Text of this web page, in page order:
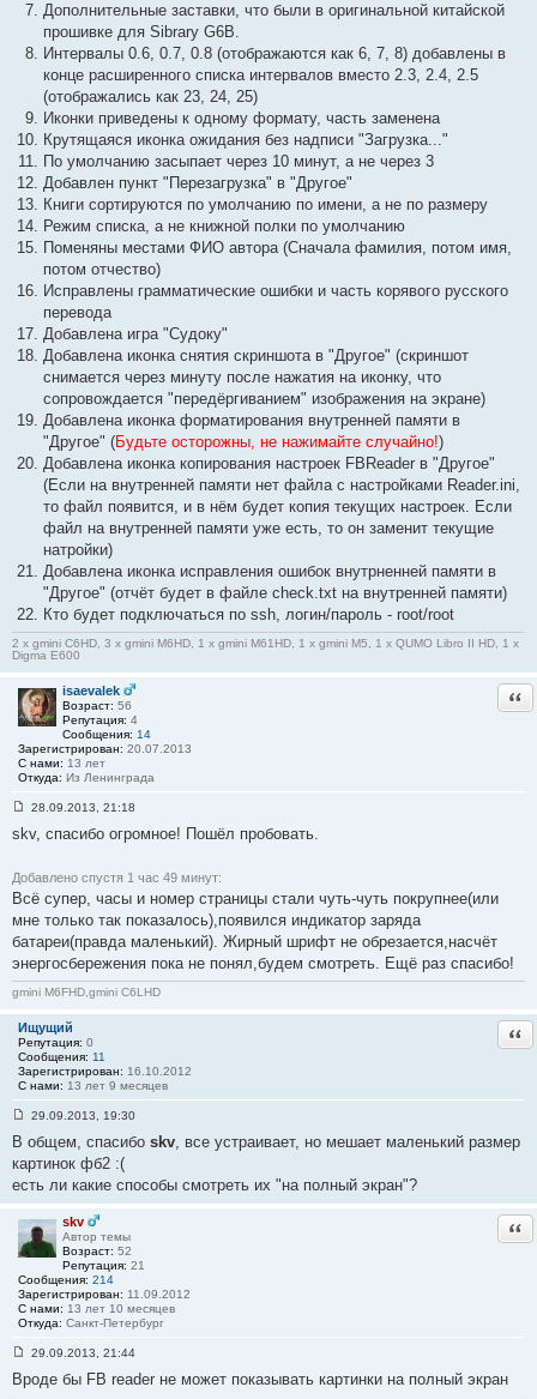
Дополнительные заставки, что были в оригинальной китайской
прошивке для Sibrary G6B.
Интервалы 0.6, 0.7, 0.8 (отображаются как 6, 7, 8) добавлены в
конце расширенного списка интервалов вместо 2.3, 2.4, 2.5
(отображались как 23, 24, 25)
Иконки приведены к одному формату, часть заменена
Крутящаяся иконка ожидания без надписи "Загрузка..."
По умолчанию засыпает через 10 минут, а не через 3
Добавлен пункт "Перезагрузка" в "Другое"
Книги сортируются по умолчанию по имени, а не по размеру
Режим списка, а не книжной полки по умолчанию
Поменяны местами ФИО автора (Сначала фамилия, потом имя,
потом отчество)
Исправлены грамматические ошибки и часть корявого русского
перевода
Добавлена игра "Судоку"
Добавлена иконка снятия скриншота в "Другое" (скриншот
снимается через минуту после нажатия на иконку, что
сопровождается "передёргиванием" изображения на экране)
Добавлена иконка форматирования внутренней памяти в
"Другое" (Будьте осторожны, не нажимайте случайно!)
Добавлена иконка копирования настроек FBReader в "Другое"
(Если на внутренней памяти нет файла с настройками Reader.ini,
то файл появится, и в нём будет копия текущих настроек. Если
файл на внутренней памяти уже есть, то он заменит текущие
натройки)
Добавлена иконка исправления ошибок внутрненней памяти в
"Другое" (отчёт будет в файле check.txt на внутренней памяти)
Кто будет подключаться по ssh, логин/пароль - root/root
2 x gmini C6HD, 3 x gmini M6HD, 1 x gmini M61HD, 1 x gmini M5, 1 x QUMO Libro II HD, 1 x
Digma E600
isaevalek
Возраст: 56
Репутация: 4
Сообщения: 14
Зарегистрирован: 20.07.2013
С нами: 13 лет
Откуда: Из Ленинграда
о
щ
н
и
#
1
4
28.09.2013, 21:18
skv, спасибо огромное! Пошёл пробовать.
Добавлено спустя 1 час 49 минут:
Всё супер, часы и номер страницы стали чуть-чуть покрупнее(или
мне только так показалось),появился индикатор заряда
батареи(правда маленький). Жирный шрифт не обрезается,насчёт
энергосбережения пока не понял,будем смотреть. Ещё раз спасибо!
gmini M6FHD,gmini C6LHD
Ищущий
Репутация: 0
Сообщения: 11
Зарегистрирован: 16.10.2012
С нами: 13 лет 9 месяцев
о
б
щ
и
е
#
2
5
29.09.2013, 19:30
В общем, спасибо skv, все устраивает, но мешает маленький размер
картинок фб2 :(
есть ли какие способы смотреть их "на полный экран"?
skv
Автор темы
Возраст: 52
Репутация: 21
Сообщения: 214
Зарегистрирован: 11.09.2012
С нами: 13 лет 10 месяцев
Откуда: Санкт-Петербург
о
29.09.2013, 21:44
Вроде бы FB reader не может показывать картинки на полный экран